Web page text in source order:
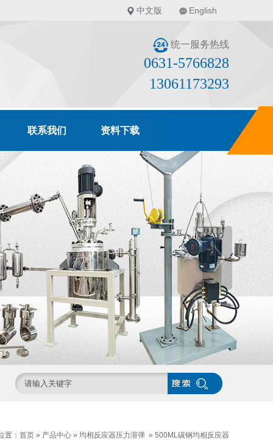
中文版 English
统一服务热线
0631-5766828
13061173293
联系我们 资料下载
置： 首页 » 产品中心 » 均相反应器压力溶弹 » 500ML碳钢均相反应器